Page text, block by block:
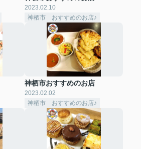
2023.02.10
神栖市 おすすめのお店♪
神栖市おすすめのお店
2023.02.02
神栖市 おすすめのお店♪